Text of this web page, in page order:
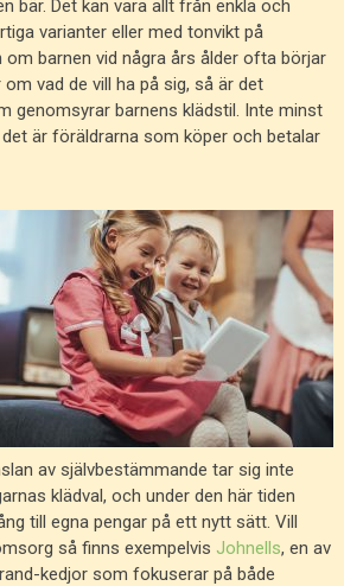
bär. Det kan vara allt från enkla och
varianter eller med tonvikt på
om barnen vid några års ålder ofta börjar
vad de vill ha på sig, så är det
genomsyrar barnens klädstil. Inte minst
är föräldrarna som köper och betalar
av självbestämmande tar sig inte
klädval, och under den här tiden
till egna pengar på ett nytt sätt. Vill
så finns exempelvis Johnells, en av
kedjor som fokuserar på både